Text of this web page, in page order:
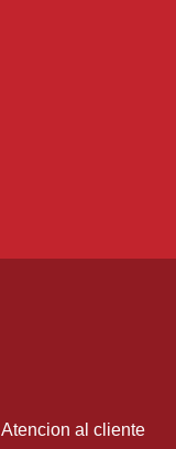
Atencion al cliente